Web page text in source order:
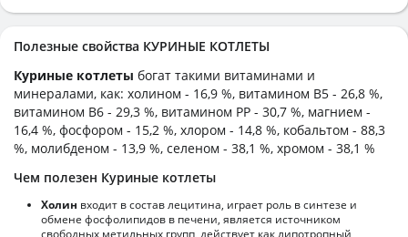
Полезные свойства КУРИНЫЕ КОТЛЕТЫ
Куриные котлеты богат такими витаминами и
минералами, как: холином - 16,9 %, витамином B5 - 26,8 %,
витамином B6 - 29,3 %, витамином PP - 30,7 %, магнием -
16,4 %, фосфором - 15,2 %, хлором - 14,8 %, кобальтом - 88,3
%, молибденом - 13,9 %, селеном - 38,1 %, хромом - 38,1 %
Чем полезен Куриные котлеты
Холин входит в состав лецитина, играет роль в синтезе и
обмене фосфолипидов в печени, является источником
свободных метильных групп, действует как липотропный